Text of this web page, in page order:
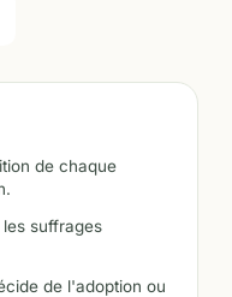
de chaque
suffrages
de l'adoption ou